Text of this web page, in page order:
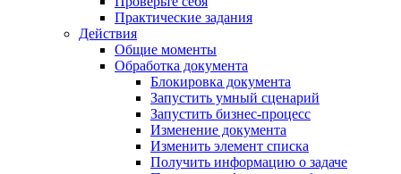
Практические задания
Действия
Общие моменты
Обработка документа
Блокировка документа
Запустить умный сценарий
Запустить бизнес-процесс
Изменение документа
Изменить элемент списка
Получить информацию о задаче